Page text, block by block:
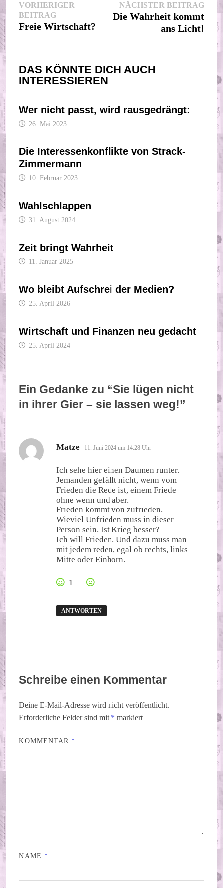
Beitragsnavigation
VORHERIGER
BEITRAGVorheriger
Beitrag:
Freie Wirtschaft?
NÄCHSTER BEITRAG
Die Wahrheit kommt
ans Licht!
DAS KÖNNTE DICH AUCH
INTERESSIEREN
Wer nicht passt, wird rausgedrängt:
26. Mai 2023
Die Interessenkonflikte von Strack-
Zimmermann
10. Februar 2023
Wahlschlappen
31. August 2024
Zeit bringt Wahrheit
11. Januar 2025
Wo bleibt Aufschrei der Medien?
25. April 2026
Wirtschaft und Finanzen neu gedacht
25. April 2024
Ein Gedanke zu “Sie lügen nicht
in ihrer Gier – sie lassen weg!”
Matze sagt:
11. Juni 2024 um 14:28 Uhr
Ich sehe hier einen Daumen runter.
Jemanden gefällt nicht, wenn vom
Frieden die Rede ist, einem Friede
ohne wenn und aber.
Frieden kommt von zufrieden.
Wieviel Unfrieden muss in dieser
Person sein. Ist Krieg besser?
Ich will Frieden. Und dazu muss man
mit jedem reden, egal ob rechts, links
Mitte oder Einhorn.
1
ANTWORTEN
Schreibe einen Kommentar
Deine E-Mail-Adresse wird nicht veröffentlicht.
Erforderliche Felder sind mit * markiert
KOMMENTAR *
NAME *